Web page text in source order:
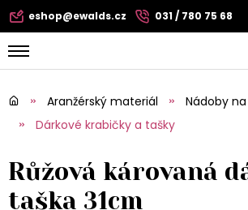
eshop@ewalds.cz 031 / 780 75 68
Aranžérský materiál
Nádoby
Dárkové krabičky a tašky
Růžová károvaná
taška 31cm